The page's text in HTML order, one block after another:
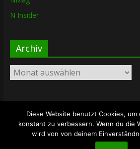
N Insider
Archiv
Archiv
Copyright © 2026The Lost Dungeon.
Theme: ColorMag vonThemeGrill.
WordPress
Diese Website benutzt Cookies,
konstant zu verbessern. Wenn du die
wird von von deinem